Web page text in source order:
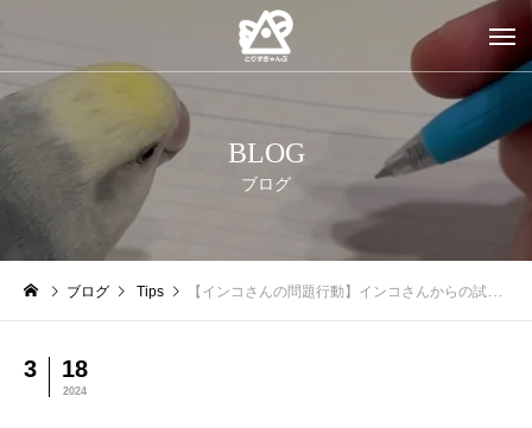
BLOG
ブログ
ブログ Tips 【インコさんの問題行動】インコさんからの試練に負けない
3 18
2024